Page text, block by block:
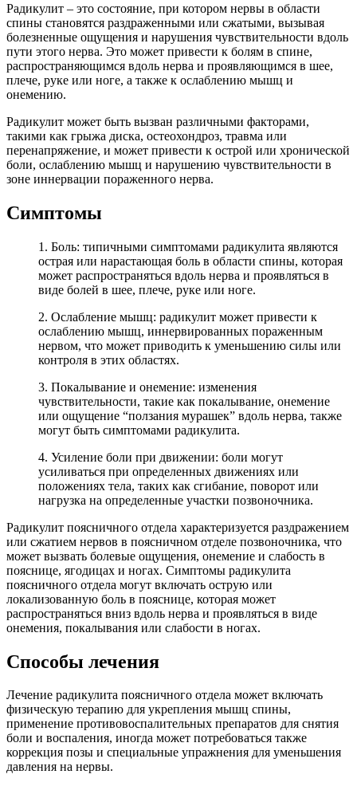
Радикулит – это состояние, при котором нервы в области
спины становятся раздраженными или сжатыми, вызывая
болезненные ощущения и нарушения чувствительности вдоль
пути этого нерва. Это может привести к болям в спине,
распространяющимся вдоль нерва и проявляющимся в шее,
плече, руке или ноге, а также к ослаблению мышц и
онемению.
Радикулит может быть вызван различными факторами,
такими как грыжа диска, остеохондроз, травма или
перенапряжение, и может привести к острой или хронической
боли, ослаблению мышц и нарушению чувствительности в
зоне иннервации пораженного нерва.
Симптомы
1. Боль: типичными симптомами радикулита являются
острая или нарастающая боль в области спины, которая
может распространяться вдоль нерва и проявляться в
виде болей в шее, плече, руке или ноге.
2. Ослабление мышц: радикулит может привести к
ослаблению мышц, иннервированных пораженным
нервом, что может приводить к уменьшению силы или
контроля в этих областях.
3. Покалывание и онемение: изменения
чувствительности, такие как покалывание, онемение
или ощущение “ползания мурашек” вдоль нерва, также
могут быть симптомами радикулита.
4. Усиление боли при движении: боли могут
усиливаться при определенных движениях или
положениях тела, таких как сгибание, поворот или
нагрузка на определенные участки позвоночника.
Радикулит поясничного отдела характеризуется раздражением
или сжатием нервов в поясничном отделе позвоночника, что
может вызвать болевые ощущения, онемение и слабость в
пояснице, ягодицах и ногах. Симптомы радикулита
поясничного отдела могут включать острую или
локализованную боль в пояснице, которая может
распространяться вниз вдоль нерва и проявляться в виде
онемения, покалывания или слабости в ногах.
Способы лечения
Лечение радикулита поясничного отдела может включать
физическую терапию для укрепления мышц спины,
применение противовоспалительных препаратов для снятия
боли и воспаления, иногда может потребоваться также
коррекция позы и специальные упражнения для уменьшения
давления на нервы.